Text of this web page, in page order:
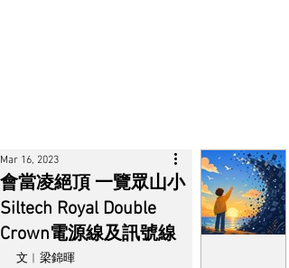
會當凌絕頂 一覽眾山小
Siltech Royal Double
Crown電源線及訊號線
Mar 16, 2023
文︱梁錦暉